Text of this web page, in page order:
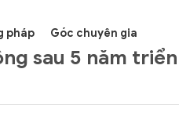
pháp Góc chuyên gia
sau 5 năm